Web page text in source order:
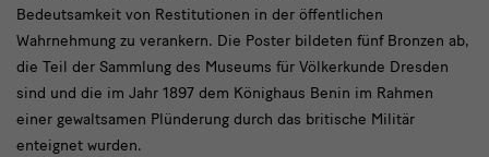
Bedeutsamkeit von Restitutionen in der öffentlichen
Wahrnehmung zu verankern. Die Poster bildeten fünf Bronzen ab,
die Teil der Sammlung des Museums für Völkerkunde Dresden
sind und die im Jahr 1897 dem Könighaus Benin im Rahmen
einer gewaltsamen Plünderung durch das britische Militär
enteignet wurden.